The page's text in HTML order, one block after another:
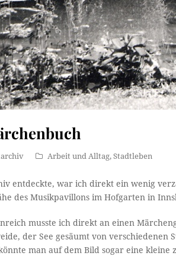
Arbeit und Alltag,Stadtleben
entdeckte, war ich direkt ein wenig
des Musikpavillons im Hofgarten in
musste ich direkt an einen
der See gesäumt von
man auf dem Bild sogar eine kleine